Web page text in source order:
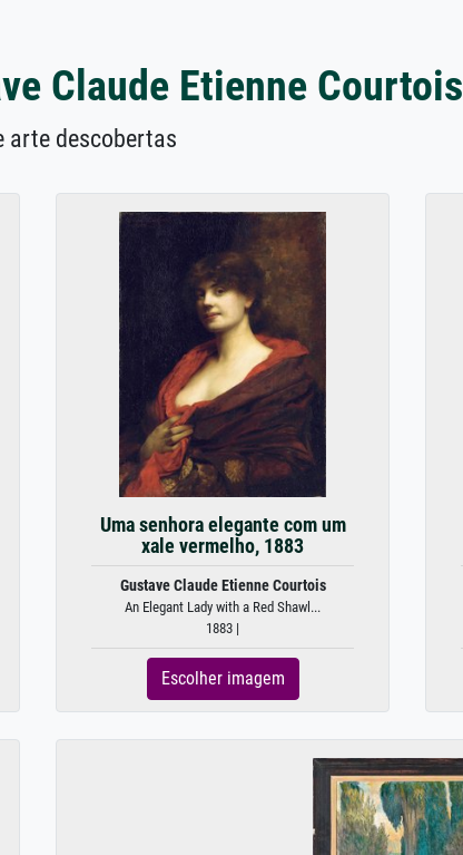
Claude Etienne Courtois
arte descobertas
Uma senhora elegante com um
xale vermelho, 1883
Gustave Claude Etienne Courtois
An Elegant Lady with a Red Shawl...
1883 |
Escolher imagem